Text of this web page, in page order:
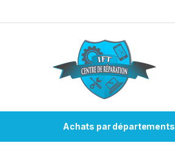
Achats par départements